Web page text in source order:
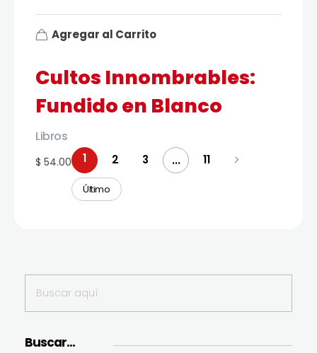
Cultos Innombrables:
Fundido en Blanco
$ 54.00
Libros
Agregar al Carrito
1 2 3 ... 11
Último
Buscar…